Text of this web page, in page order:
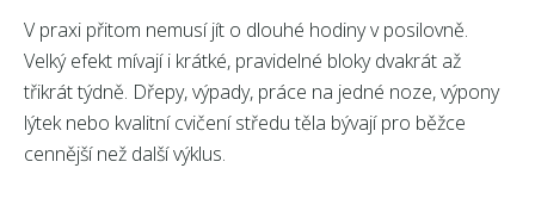
V praxi přitom nemusí jít o dlouhé hodiny v posilovně.
Velký efekt mívají i krátké, pravidelné bloky dvakrát až
třikrát týdně. Dřepy, výpady, práce na jedné noze, výpony
lýtek nebo kvalitní cvičení středu těla bývají pro běžce
cennější než další výklus.